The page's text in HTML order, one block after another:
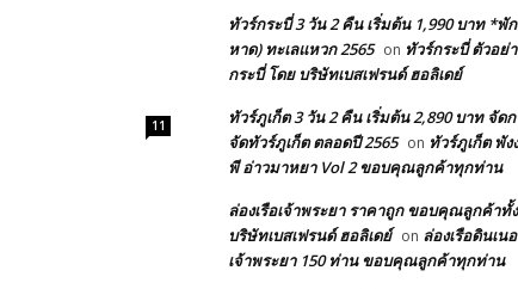
11
ทัวร์กระบี่ 3 วัน 2 คืน เริ่มต้น 1,990 บาท *พั
หาด) ทะเลแหวก 2565 on ทัวร์กระบี่ ตัวอย่
กระบี่ โดย บริษัทเบสเฟรนด์ ฮอลิเดย์
ทัวร์ภูเก็ต 3 วัน 2 คืน เริ่มต้น 2,890 บาท จัด
จัดทัวร์ภูเก็ต ตลอดปี 2565 on ทัวร์ภูเก็ต พัง
พี อ่าวมาหยา Vol 2 ขอบคุณลูกค้าทุกท่าน
ล่องเรือเจ้าพระยา ราคาถูก ขอบคุณลูกค้าทั้
บริษัทเบสเฟรนด์ ฮอลิเดย์ on ล่องเรือดินเน
เจ้าพระยา 150 ท่าน ขอบคุณลูกค้าทุกท่าน